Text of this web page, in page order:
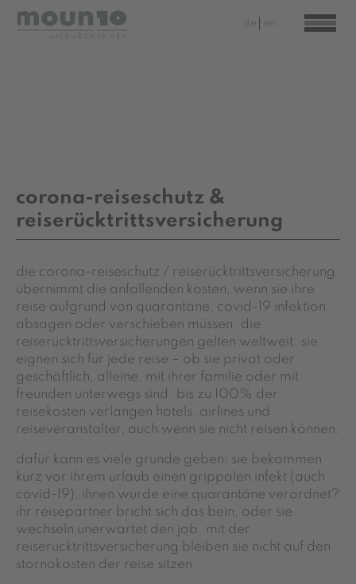
de en
corona-reiseschutz &
reiserücktrittsversicherung
die corona-reiseschutz / reiserücktrittsversicherung
übernimmt die anfallenden kosten, wenn sie ihre
reise aufgrund von quarantäne, covid-19 infektion
absagen oder verschieben müssen. die
reiserücktrittsversicherungen gelten weltweit. sie
eignen sich für jede reise – ob sie privat oder
geschäftlich, alleine, mit ihrer familie oder mit
freunden unterwegs sind. bis zu 100% der
reisekosten verlangen hotels, airlines und
reiseveranstalter, auch wenn sie nicht reisen können.
dafür kann es viele gründe geben: sie bekommen
kurz vor ihrem urlaub einen grippalen infekt (auch
covid-19), ihnen wurde eine quarantäne verordnet?
ihr reisepartner bricht sich das bein, oder sie
wechseln unerwartet den job. mit der
reiserücktrittsversicherung bleiben sie nicht auf den
stornokosten der reise sitzen.